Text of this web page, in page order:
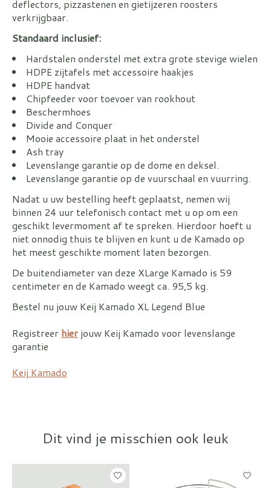
deflectors, pizzastenen en gietijzeren roosters
verkrijgbaar.
Standaard inclusief:
Hardstalen onderstel met extra grote stevige wielen
HDPE zijtafels met accessoire haakjes
HDPE handvat
Chipfeeder voor toevoer van rookhout
Beschermhoes
Divide and Conquer
Mooie accessoire plaat in het onderstel
Ash tray
Levenslange garantie op de dome en deksel.
Levenslange garantie op de vuurschaal en vuurring.
Nadat u uw bestelling heeft geplaatst, nemen wij
binnen 24 uur telefonisch contact met u op om een
geschikt levermoment af te spreken. Hierdoor hoeft u
niet onnodig thuis te blijven en kunt u de Kamado op
het meest geschikte moment laten bezorgen.
De buitendiameter van deze XLarge Kamado is 59
centimeter en de Kamado weegt ca. 95,5 kg.
Bestel nu jouw Keij Kamado XL Legend Blue
Registreer hier jouw Keij Kamado voor levenslange
garantie
Keij Kamado
Dit vind je misschien ook leuk
Items van productcarrousel